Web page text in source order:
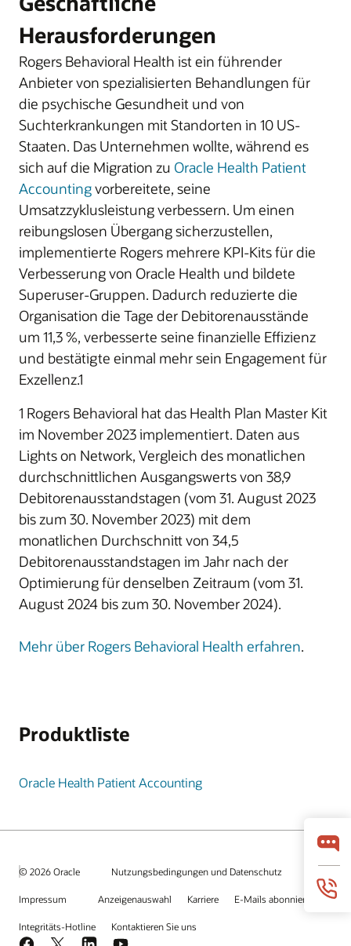
Herausforderungen
Rogers Behavioral Health ist ein führender
Anbieter von spezialisierten Behandlungen für
die psychische Gesundheit und von
Suchterkrankungen mit Standorten in 10 US-
Staaten. Das Unternehmen wollte, während es
sich auf die Migration zu Oracle Health Patient
Accountingvorbereitete, seine
Umsatzzyklusleistung verbessern. Um einen
reibungslosen Übergang sicherzustellen,
implementierte Rogers mehrere KPI-Kits für die
Verbesserung von Oracle Health und bildete
Superuser-Gruppen. Dadurch reduzierte die
Organisation die Tage der Debitorenausstände
um 11,3 %, verbesserte seine finanzielle Effizienz
und bestätigte einmal mehr sein Engagement für
Exzellenz.1
1 Rogers Behavioral hat das Health Plan Master Kit
im November 2023 implementiert. Daten aus
Lights on Network, Vergleich des monatlichen
durchschnittlichen Ausgangswerts von 38,9
Debitorenausstandstagen (vom 31. August 2023
bis zum 30. November 2023) mit dem
monatlichen Durchschnitt von 34,5
Debitorenausstandstagen im Jahr nach der
Optimierung für denselben Zeitraum (vom 31.
August 2024 bis zum 30. November 2024).
Mehr über Rogers Behavioral Health erfahren.
Produktliste
Oracle Health Patient Accounting
© 2026 Oracle Nutzungsbedingungen und Datenschutz
Impressum Anzeigenauswahl Karriere E-Mails abonnieren
Integritäts-Hotline Kontaktieren Sie uns